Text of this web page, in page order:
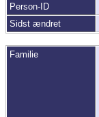
Person-ID
Sidst ændret
Familie